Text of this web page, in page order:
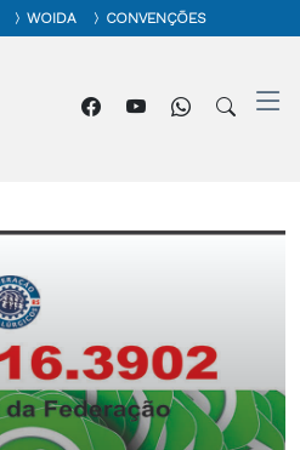
WOIDA CONVENÇÕES